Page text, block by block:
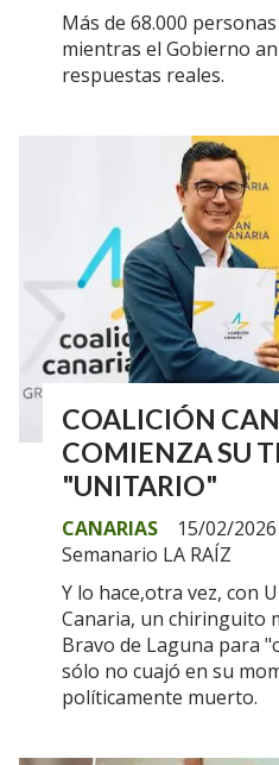
Más de 68.000
mientras el Gobierno
respuestas reales.
COALICIÓN
COMIENZA SU
"UNITARIO"
Semanario LA RAÍZ
CANARIAS 15/02/2026
Y lo hace,otra vez, con
Canaria, un chiringuito
Bravo de Laguna para
sólo no cuajó en su
políticamente muerto.